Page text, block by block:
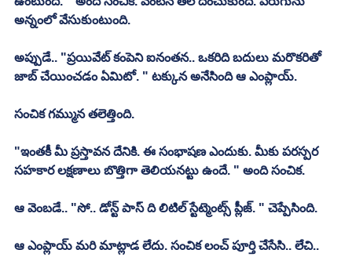
అన్నంలో వేసుకుంటుంది.
అప్పుడే.. "ప్రయివేట్ కంపెని ఐనంతన.. ఒకరిది బదులు మరొకరితో
జాబ్ చేయించడం ఏమిటో. " టక్కున అనేసింది ఆ ఎంప్లాయ్.
సంచిక గమ్మున తలెత్తింది.
"ఇంతకీ మీ ప్రస్తావన దేనికి. ఈ సంభాషణ ఎందుకు. మీకు పరస్పర
సహకార లక్షణాలు బొత్తిగా తెలియనట్టు ఉందే. " అంది సంచిక.
ఆ వెంబడే.. "సో.. డోన్ట్ పాస్ ది లిటిల్ స్టేట్మెంట్స్ ప్లీజ్. " చెప్పేసింది.
ఆ ఎంప్లాయ్ మరి మాట్లాడ లేదు. సంచిక లంచ్ పూర్తి చేసేసి.. లేచి..